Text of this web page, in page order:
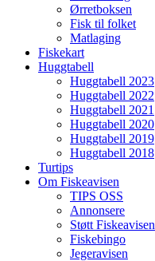
Ørretboksen
Fisk til folket
Matlaging
Fiskekart
Huggtabell
Huggtabell 2023
Huggtabell 2022
Huggtabell 2021
Huggtabell 2020
Huggtabell 2019
Huggtabell 2018
Turtips
Om Fiskeavisen
TIPS OSS
Annonsere
Støtt Fiskeavisen
Fiskebingo
Jegeravisen